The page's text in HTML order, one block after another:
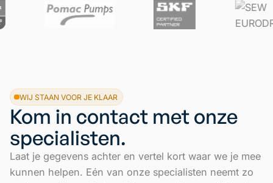
WIJ STAAN VOOR JE KLAAR
Kom in contact met onze
specialisten.
Laat je gegevens achter en vertel kort waar we je mee
kunnen helpen. Eén van onze specialisten neemt zo